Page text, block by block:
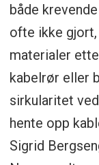
både
ofte ikke
materialer
kabelrør eller
sirkularitet
hente opp
Sigrid